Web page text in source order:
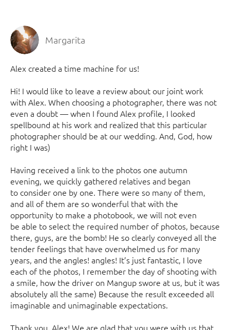
Margarita
Alex created a time machine for us!
Hi! I would like to leave a review about our joint work
with Alex. When choosing a photographer, there was not
even a doubt — when I found Alex profile, I looked
spellbound at his work and realized that this particular
photographer should be at our wedding. And, God, how
right I was)
Having received a link to the photos one autumn
evening, we quickly gathered relatives and began
to consider one by one. There were so many of them,
and all of them are so wonderful that with the
opportunity to make a photobook, we will not even
be able to select the required number of photos, because
there, guys, are the bomb! He so clearly conveyed all the
tender feelings that have overwhelmed us for many
years, and the angles! angles! It’s just fantastic, I love
each of the photos, I remember the day of shooting with
a smile, how the driver on Mangup swore at us, but it was
absolutely all the same) Because the result exceeded all
imaginable and unimaginable expectations.
Thank you, Alex! We are glad that you were with us that